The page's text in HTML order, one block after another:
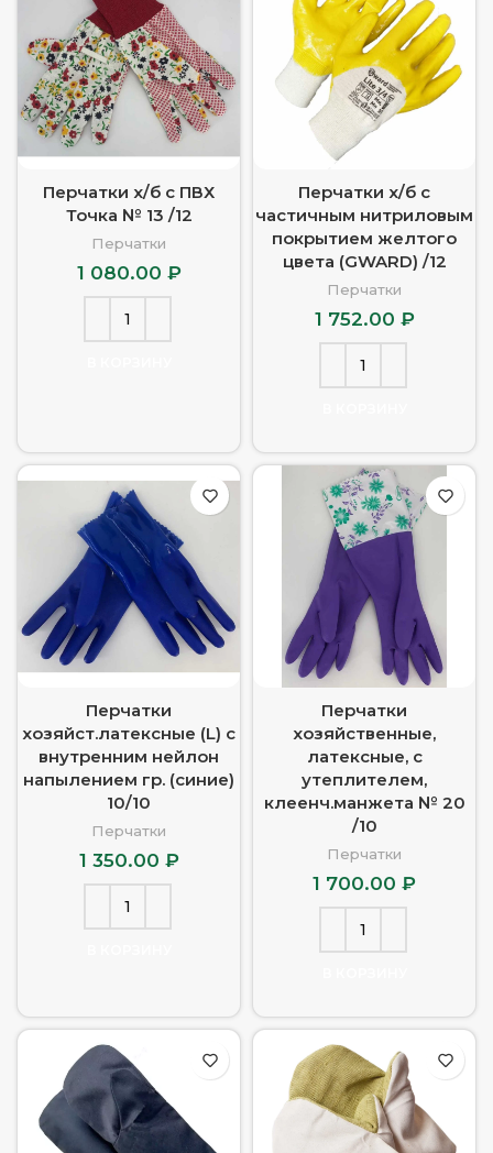
Перчатки х/б с ПВХ
Точка № 13 /12
Перчатки
1 080.00 ₽
Перчатки х/б с
частичным нитриловым
покрытием желтого
цвета (GWARD) /12
Перчатки
1 752.00 ₽
Перчатки
хозяйст.латексные (L) с
внутренним нейлон
напылением гр. (синие)
10/10
Перчатки
1 350.00 ₽
Перчатки
хозяйственные,
латексные, с
утеплителем,
клеенч.манжета № 20
/10
Перчатки
1 700.00 ₽